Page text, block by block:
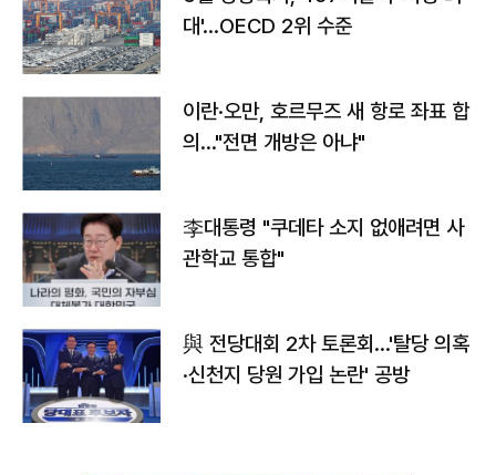
대'…OECD 2위 수준
이란·오만, 호르무즈 새 항로 좌표 합
의…"전면 개방은 아냐"
李대통령 "쿠데타 소지 없애려면 사
관학교 통합"
與 전당대회 2차 토론회…'탈당 의혹
·신천지 당원 가입 논란' 공방